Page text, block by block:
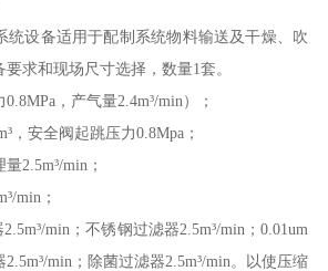
统设备适用于配制系统物料输送及干燥、吹
求和现场尺寸选择，数量1套。
，产气量2.4m³/min）；
，安全阀起跳压力0.8Mpa；
2.5m³/min；
min；
min；不锈钢过滤器2.5m³/min；0.01um
min；除菌过滤器2.5m³/min。以使压缩